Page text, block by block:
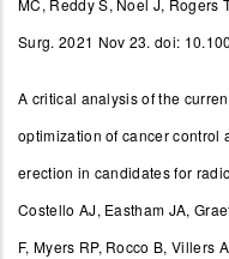
MC, Reddy S, Noel J, Rogers
Surg. 2021 Nov 23. doi:
A critical analysis of the
optimization of cancer control
erection in candidates for
Costello AJ, Eastham JA,
F, Myers RP, Rocco B, Villers